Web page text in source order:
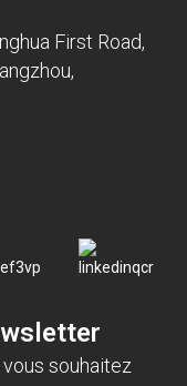
First Road,
souhaitez